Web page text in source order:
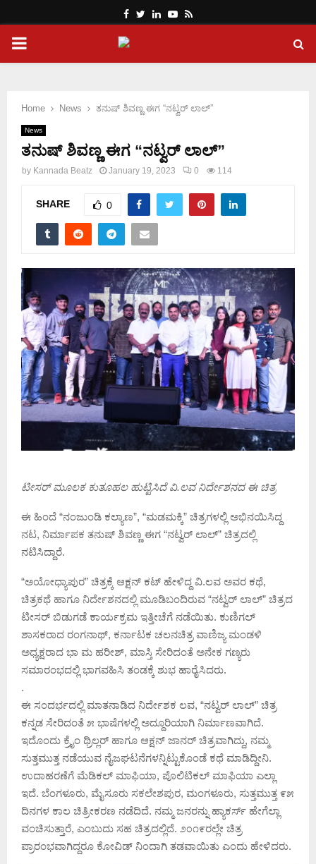
Facebook
Twitter
LinkedinYoutube
Rss
PRIMARY
Home News ತನುಷ್ ಶಿವಣ್ಣ ಈಗ “ನಟ್ವರ್ ಲಾಲ್”
News
ತನುಷ್ ಶಿವಣ್ಣ ಈಗ “ನಟ್ವರ್ ಲಾಲ್”
by Kannada Beatz January 19, 2023 0 114
SHARE 0
ಟೀಸರ್ ಮೂಲಕ ಕುತೂಹಲ ಹುಟ್ಟಿಸಿದೆ ವಿ.ಲವ ನಿರ್ದೇಶನದ ಈ ಚಿತ್ರ
ಈ ಹಿಂದೆ “ನಂಜುಂಡಿ ಕಲ್ಯಾಣ”, “ಮಡಮಕ್ಕಿ” ಚಿತ್ರಗಳಲ್ಲಿ ಅಭಿನಯಿಸಿದ್ದ
ನಟ, ನಿರ್ಮಾಪಕ ತನುಷ್ ಶಿವಣ್ಣ ಈಗ “ನಟ್ವರ್ ಲಾಲ್” ಚಿತ್ರದಲ್ಲಿ
ನಟಿಸಿದ್ದಾರೆ.
“ಅಯೋಧ್ಯಾಪುರ” ಚಿತ್ರಕ್ಕೆ ಆಕ್ಷನ್ ಕಟ್ ಹೇಳಿದ್ದ ವಿ.ಲವ ಅವರ ಕಥೆ,
ಚಿತ್ರಕಥೆ ಹಾಗೂ ನಿರ್ದೇಶನದಲ್ಲಿ ಮೂಡಿಬಂದಿರುವ “ನಟ್ವರ್ ಲಾಲ್” ಚಿತ್ರದ
ಟೀಸರ್ ಬಿಡುಗಡೆ ಕಾರ್ಯಕ್ರಮ ಇತ್ತೀಚೆಗೆ ನಡೆಯಿತು. ಕುಣಿಗಲ್
ಶಾಸಕರಾದ ರಂಗನಾಥ್, ಕರ್ನಾಟಕ ಚಲನಚಿತ್ರ ವಾಣಿಜ್ಯ ಮಂಡಳಿ
ಅಧ್ಯಕ್ಷರಾದ ಭಾ ಮ ಹರೀಶ್, ಮಾಸ್ತಿ ಸೇರಿದಂತೆ ಅನೇಕ ಗಣ್ಯರು
ಸಮಾರಂಭದಲ್ಲಿ ಭಾಗವಹಿಸಿ ತಂಡಕ್ಕೆ ಶುಭ ಹಾರೈಸಿದರು.
.
ಈ ಸಂದರ್ಭದಲ್ಲಿ ಮಾತನಾಡಿದ ನಿರ್ದೇಶಕ ಲವ, “ನಟ್ವರ್ ಲಾಲ್” ಚಿತ್ರ
ಕನ್ನಡ ಸೇರಿದಂತೆ ೫ ಭಾಷೆಗಳಲ್ಲಿ ಅದ್ದೂರಿಯಾಗಿ ನಿರ್ಮಾಣವಾಗಿದೆ.
ಇದೊಂದು ಕ್ರೈಂ ಥ್ರಿಲ್ಲರ್ ಹಾಗೂ ಆಕ್ಷನ್ ಜಾನರ್ ಚಿತ್ರವಾಗಿದ್ದು, ನಮ್ಮ
ಸುತ್ತಮುತ್ತ ನಡೆಯುವ ನೈಜಘಟನೆಗಳನ್ನಿಟ್ಟುಕೊಂಡೆ ಕಥೆ ಮಾಡಿದ್ದೀನಿ.
ಉದಾಹರಣೆಗೆ ಮೆಡಿಕಲ್ ಮಾಫಿಯಾ, ಪೊಲಿಟಿಕಲ್ ಮಾಫಿಯಾ ಎಲ್ಲಾ
ಇದೆ. ಬೆಂಗಳೂರು, ಮೈಸೂರು ಸಕಲೇಶಪುರ, ಮಂಗಳೂರು, ಸುತ್ತಮುತ್ತ ೯೫
ದಿನಗಳ ಕಾಲ ಚಿತ್ರೀಕರಣ ನಡೆದಿದೆ. ನಮ್ಮ ಜನರನ್ನು ಹ್ಯಾಕರ್ಸ್ ಹೇಗೆಲ್ಲಾ
ವಂಚಿಸುತ್ತಾರೆ, ಎಂಬುದು ಸಹ ಚಿತ್ರದಲ್ಲಿದೆ. ೨೦೧೯ರಲ್ಲೇ ಚಿತ್ರ
ಪ್ರಾರಂಭವಾಗಿದ್ದರೂ ಕೋವಿಡ್ ನಿಂದಾಗಿ ತಡವಾಯಿತು ಎಂದು ಹೇಳಿದರು.